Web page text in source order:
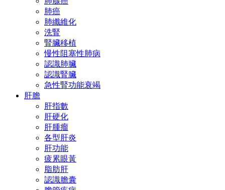
肺癌
肺纖維化
洗腎
腎臟移植
慢性阻塞性肺病
認識肺臟
認識腎臟
急性腎功能衰竭
肝膽
肝指數
肝硬化
肝腫瘤
各型肝炎
肝功能
疲累眼黃
脂肪肝
認識膽囊